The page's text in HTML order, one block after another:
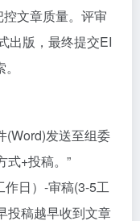
文章质量。评审
出版，最终提交EI
(Word)发送至组委
式+投稿。”
日）-审稿(3-5工
投稿越早收到文章